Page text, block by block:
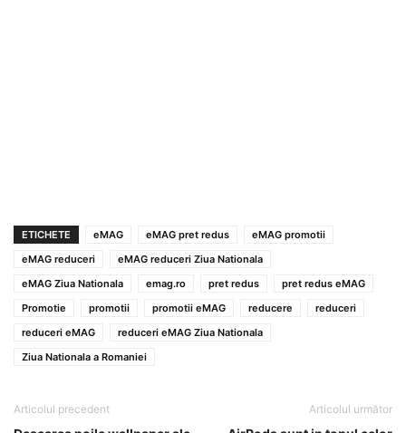
ETICHETE eMAG eMAG pret redus
eMAG promotii
eMAG reduceri
eMAG reduceri Ziua Nationala
eMAG Ziua Nationala
emag.ro pret redus
pret redus eMAG
Promotie
promotii promotii eMAG reducere
reduceri
reduceri eMAG
reduceri eMAG Ziua Nationala
Ziua Nationala a Romaniei
Articolul precedent Articolul următor